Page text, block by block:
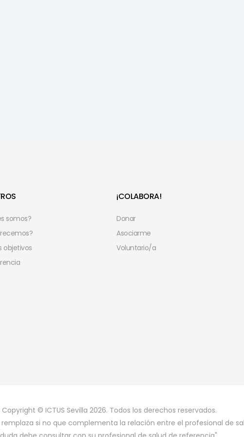
somos?
objetivos
¡COLABORA!
Donar
Asociarme
Voluntario/a
Copyright © ICTUS Sevilla 2026. Todos los derechos reservados.
si no que complementa la relación entre el profesional de